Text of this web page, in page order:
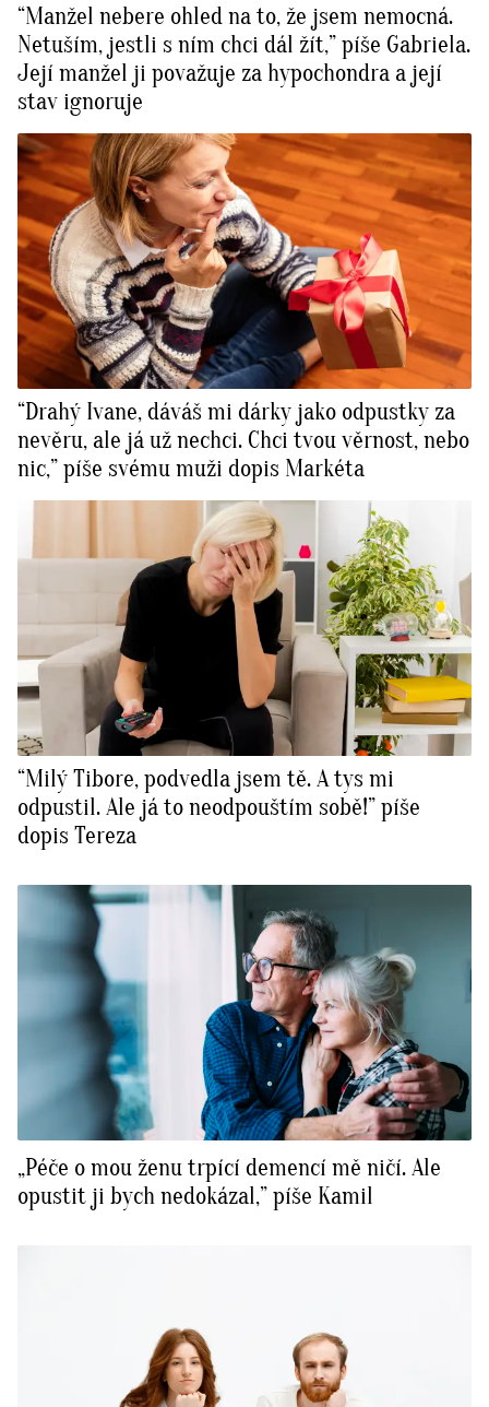
“Manžel nebere ohled na to, že jsem nemocná.
Netuším, jestli s ním chci dál žít,” píše Gabriela.
Její manžel ji považuje za hypochondra a její
stav ignoruje
“Drahý Ivane, dáváš mi dárky jako odpustky za
nevěru, ale já už nechci. Chci tvou věrnost, nebo
nic,” píše svému muži dopis Markéta
“Milý Tibore, podvedla jsem tě. A tys mi
odpustil. Ale já to neodpouštím sobě!” píše
dopis Tereza
„Péče o mou ženu trpící demencí mě ničí. Ale
opustit ji bych nedokázal,” píše Kamil